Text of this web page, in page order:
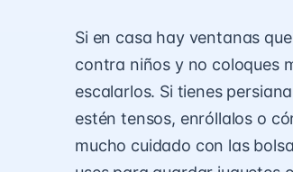
Si en casa hay ventanas
contra niños y no coloques
escalarlos. Si tienes
estén tensos, enróllalos o
mucho cuidado con las